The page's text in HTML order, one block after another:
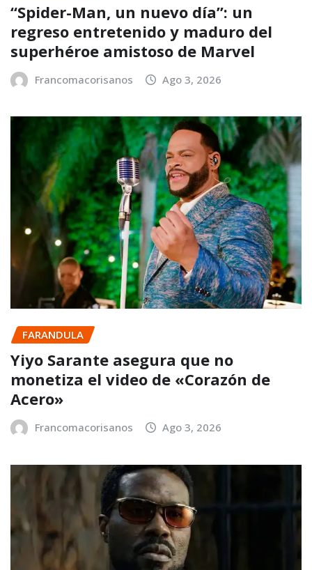
“Spider-Man, un nuevo día”: un
regreso entretenido y maduro del
superhéroe amistoso de Marvel
Francomacorisanos Ago 3, 2026
FARANDULA
Yiyo Sarante asegura que no
monetiza el video de «Corazón de
Acero»
Francomacorisanos Ago 3, 2026